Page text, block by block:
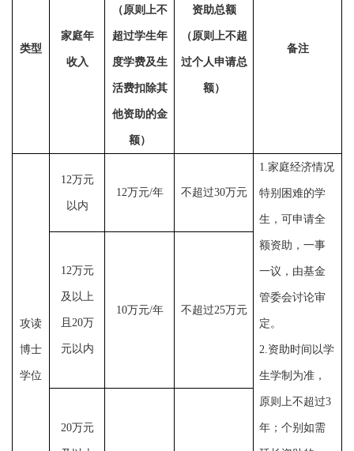
类型
家庭年
收入
（原则上不
超过学生年
度学费及生
活费扣除其
他资助的金
额）
资助总额
（原则上不超
过个人申请总
额）
备注
攻读
博士
学位
12万元
以内
12万元/年 不超过30万元
1.家庭经济情况
特别困难的学
生，可申请全
额资助，一事
一议， 由基金
管委会讨论审
定。
2.资助时间以学
生学制为准，
原则上不超过3
年 ； 个别如需
12万元
及以上
且 20万
元以内
10万元/年 不超过25万元
20万元